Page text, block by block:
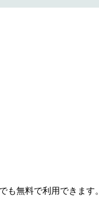
無料で利用できます